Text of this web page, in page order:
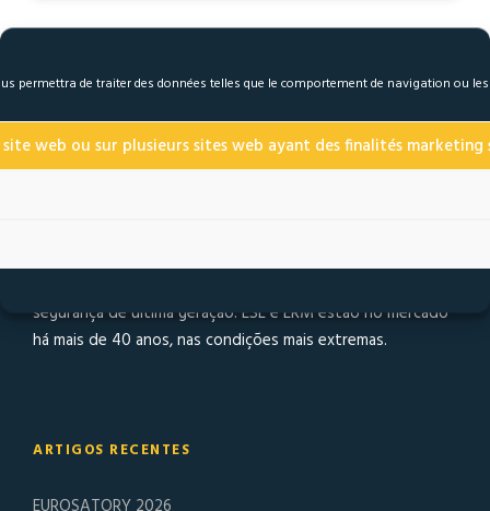
permettra de traiter des données telles que le comportement de navigation ou
web ou sur plusieurs sites web ayant des finalités marketing
segurança de última geração. ESL e ERM estão no mercado
há mais de 40 anos, nas condições mais extremas.
ARTIGOS RECENTES